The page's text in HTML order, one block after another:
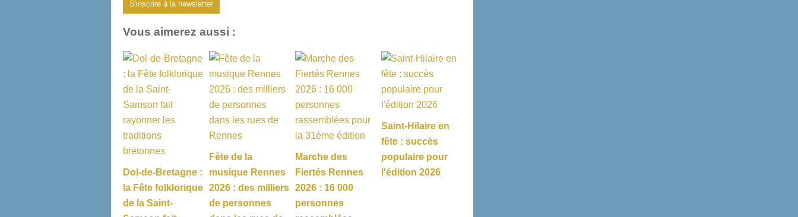
S'inscrire à la newsletter
Vous aimerez aussi :
Dol-de-Bretagne :
la Fête folklorique
de la Saint-
Fête de la
musique Rennes
2026 : des milliers
de personnes
Marche des
Fiertés Rennes
2026 : 16 000
personnes
Saint-Hilaire en
fête : succès
populaire pour
l'édition 2026